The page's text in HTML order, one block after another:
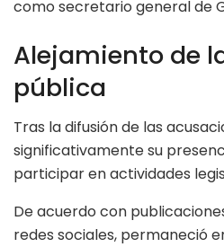
como secretario general de
Alejamiento de
pública
Tras la difusión de las
significativamente su
participar en actividades
De acuerdo con
redes sociales, permaneció